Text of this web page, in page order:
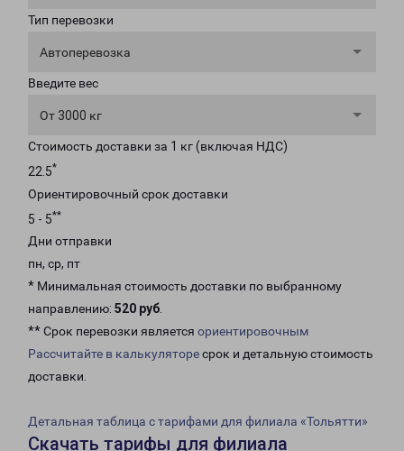
Тип перевозки
Автоперевозка
Введите вес
От 3000 кг
Стоимость доставки за 1 кг (включая НДС)
22.5*
Ориентировочный срок доставки
5 - 5**
Дни отправки
пн, ср, пт
* Минимальная стоимость доставки по выбранному
направлению: 520 руб.
** Срок перевозки является ориентировочным
Рассчитайте в калькуляторесрок и детальную стоимость
доставки.
Детальная таблица с тарифами для филиала «Тольятти»
Скачать тарифы для филиала